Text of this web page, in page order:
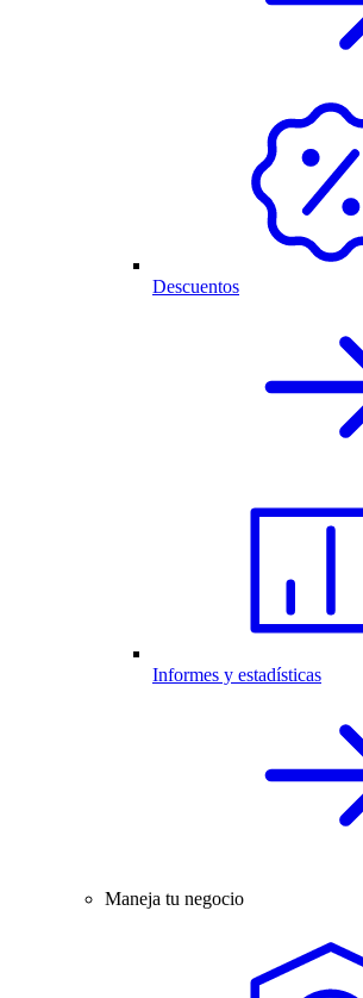
Descuentos
Informes y estadísticas
Maneja tu negocio